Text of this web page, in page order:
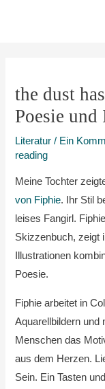
the dust
Poesie
Literatur / Ein
reading
Meine Tochter
von Fiphie. Ihr Stil
leises Fangirl.
Skizzenbuch, zeigt
Illustrationen
Poesie.
Fiphie arbeitet in
Aquarellbildern und
Menschen das
aus dem Herzen.
Sein. Ein Tasten